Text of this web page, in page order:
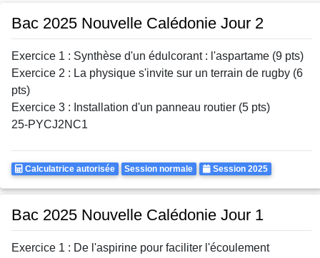
Bac 2025 Nouvelle Calédonie Jour 2
Exercice 1 : Synthèse d'un édulcorant : l'aspartame (9 pts)
Exercice 2 : La physique s'invite sur un terrain de rugby (6
pts)
Exercice 3 : Installation d'un panneau routier (5 pts)
25-PYCJ2NC1
Calculatrice
Calculatrice autorisée Rattrapages
Session normale Annee
Session 2025
Bac 2025 Nouvelle Calédonie Jour 1
Exercice 1 : De l'aspirine pour faciliter l'écoulement